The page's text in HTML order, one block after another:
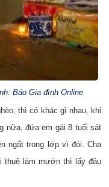
Báo Gia đình Online
thì có khác gì nhau, khi
nữa, đứa em gái 8 tuổi sát
ngất trong lớp vì đói. Cha
thuê làm mướn thì lấy đâu